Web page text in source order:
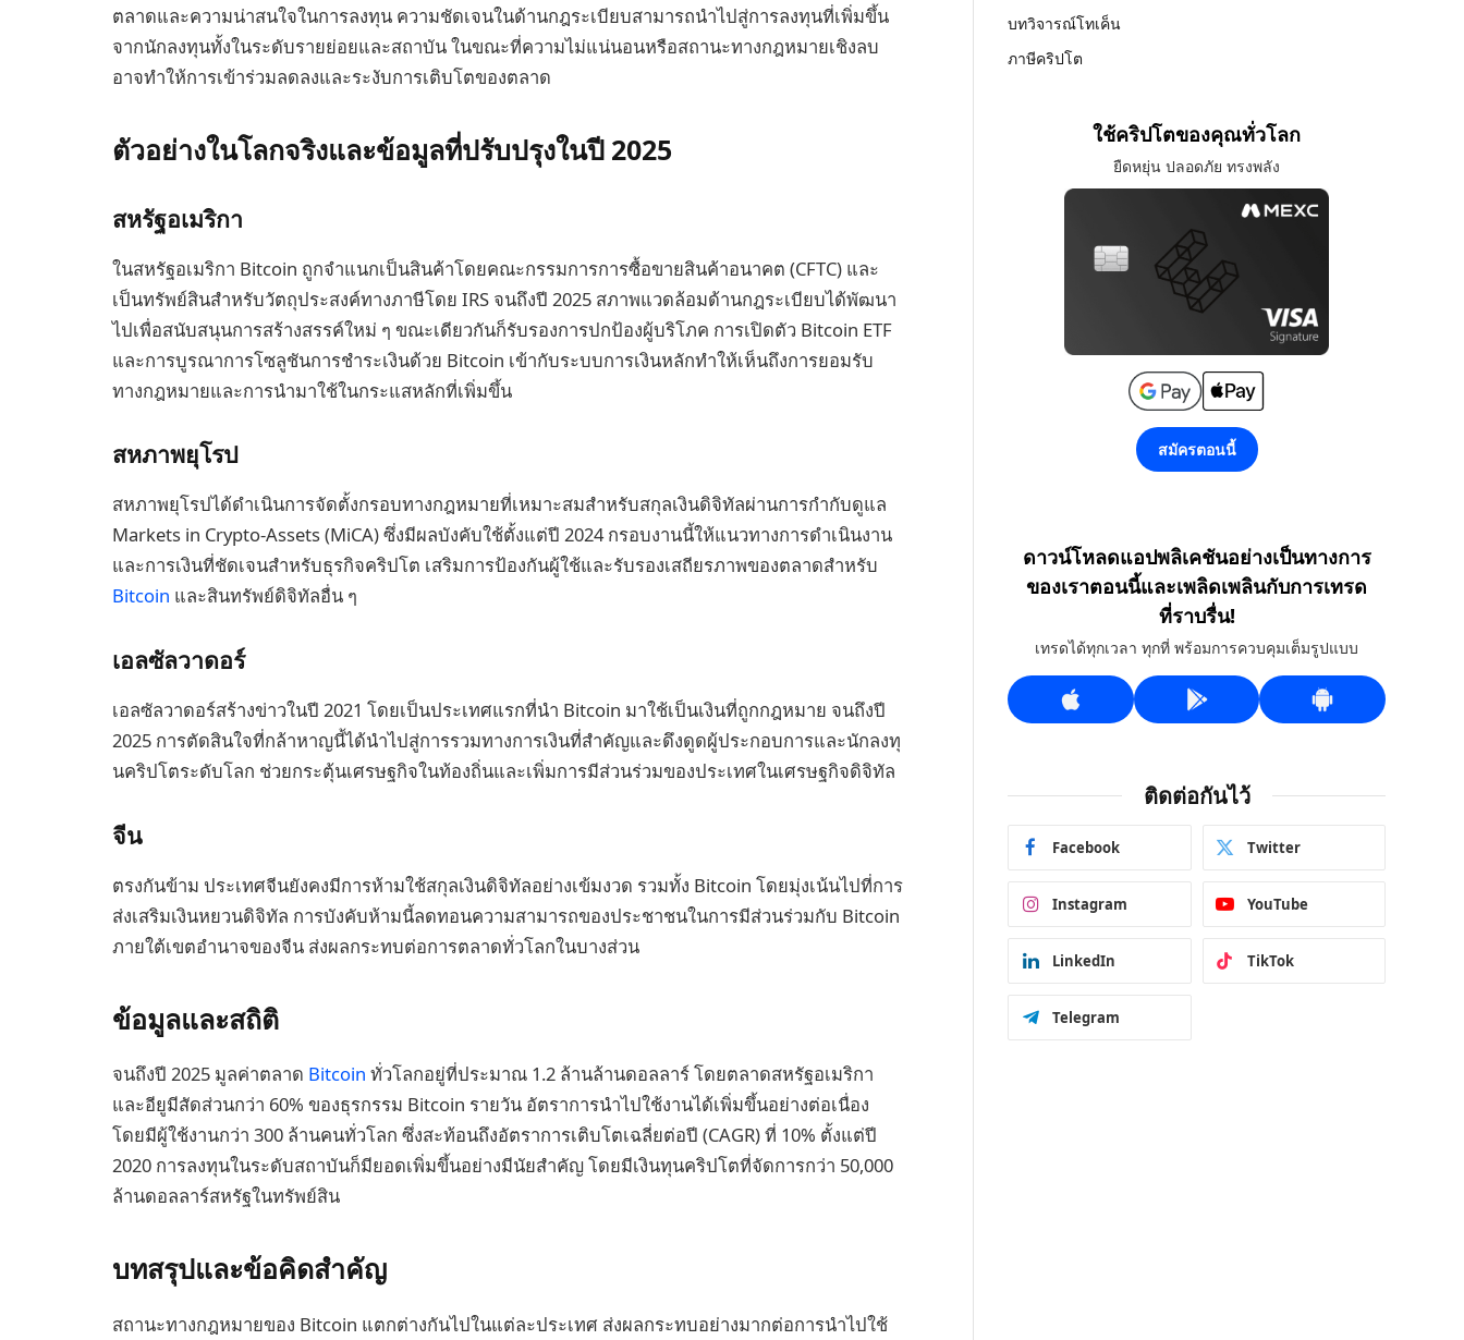
ตลาดและความน่าสนใจในการลงทุน ความชัดเจนในด้านกฎระเบียบสามารถนำไปสู่การลงทุนที่เพิ่มขึ้น
จากนักลงทุนทั้งในระดับรายย่อยและสถาบัน ในขณะที่ความไม่แน่นอนหรือสถานะทางกฎหมายเชิงลบ
อาจทำให้การเข้าร่วมลดลงและระงับการเติบโตของตลาด
ตัวอย่างในโลกจริงและข้อมูลที่ปรับปรุงในปี 2025
สหรัฐอเมริกา
ในสหรัฐอเมริกา Bitcoin ถูกจำแนกเป็นสินค้าโดยคณะกรรมการการซื้อขายสินค้าอนาคต (CFTC) และ
เป็นทรัพย์สินสำหรับวัตถุประสงค์ทางภาษีโดย IRS จนถึงปี 2025 สภาพแวดล้อมด้านกฎระเบียบได้พัฒนา
ไปเพื่อสนับสนุนการสร้างสรรค์ใหม่ ๆ ขณะเดียวกันก็รับรองการปกป้องผู้บริโภค การเปิดตัว Bitcoin ETF
และการบูรณาการโซลูชันการชำระเงินด้วย Bitcoin เข้ากับระบบการเงินหลักทำให้เห็นถึงการยอมรับ
ทางกฎหมายและการนำมาใช้ในกระแสหลักที่เพิ่มขึ้น
สหภาพยุโรป
สหภาพยุโรปได้ดำเนินการจัดตั้งกรอบทางกฎหมายที่เหมาะสมสำหรับสกุลเงินดิจิทัลผ่านการกำกับดูแล
Markets in Crypto-Assets (MiCA) ซึ่งมีผลบังคับใช้ตั้งแต่ปี 2024 กรอบงานนี้ให้แนวทางการดำเนินงาน
และการเงินที่ชัดเจนสำหรับธุรกิจคริปโต เสริมการป้องกันผู้ใช้และรับรองเสถียรภาพของตลาดสำหรับ
Bitcoin และสินทรัพย์ดิจิทัลอื่น ๆ
เอลซัลวาดอร์
เอลซัลวาดอร์สร้างข่าวในปี 2021 โดยเป็นประเทศแรกที่นำ Bitcoin มาใช้เป็นเงินที่ถูกกฎหมาย จนถึงปี
2025 การตัดสินใจที่กล้าหาญนี้ได้นำไปสู่การรวมทางการเงินที่สำคัญและดึงดูดผู้ประกอบการและนักลงทุ
นคริปโตระดับโลก ช่วยกระตุ้นเศรษฐกิจในท้องถิ่นและเพิ่มการมีส่วนร่วมของประเทศในเศรษฐกิจดิจิทัล
จีน
ตรงกันข้าม ประเทศจีนยังคงมีการห้ามใช้สกุลเงินดิจิทัลอย่างเข้มงวด รวมทั้ง Bitcoin โดยมุ่งเน้นไปที่การ
ส่งเสริมเงินหยวนดิจิทัล การบังคับห้ามนี้ลดทอนความสามารถของประชาชนในการมีส่วนร่วมกับ Bitcoin
ภายใต้เขตอำนาจของจีน ส่งผลกระทบต่อการตลาดทั่วโลกในบางส่วน
ข้อมูลและสถิติ
จนถึงปี 2025 มูลค่าตลาด Bitcoin ทั่วโลกอยู่ที่ประมาณ 1.2 ล้านล้านดอลลาร์ โดยตลาดสหรัฐอเมริกา
และอียูมีสัดส่วนกว่า 60% ของธุรกรรม Bitcoin รายวัน อัตราการนำไปใช้งานได้เพิ่มขึ้นอย่างต่อเนื่อง
โดยมีผู้ใช้งานกว่า 300 ล้านคนทั่วโลก ซึ่งสะท้อนถึงอัตราการเติบโตเฉลี่ยต่อปี (CAGR) ที่ 10% ตั้งแต่ปี
2020 การลงทุนในระดับสถาบันก็มียอดเพิ่มขึ้นอย่างมีนัยสำคัญ โดยมีเงินทุนคริปโตที่จัดการกว่า 50,000
ล้านดอลลาร์สหรัฐในทรัพย์สิน
บทสรุปและข้อคิดสำคัญ
สถานะทางกฎหมายของ Bitcoin แตกต่างกันไปในแต่ละประเทศ ส่งผลกระทบอย่างมากต่อการนำไปใช้
บทวิจารณ์โทเค็น
ภาษีคริปโต
ใช้คริปโตของคุณทั่วโลก
ยืดหยุ่น ปลอดภัย ทรงพลัง
สมัครตอนนี้
ดาวน์โหลดแอปพลิเคชันอย่างเป็นทางการ
ของเราตอนนี้และเพลิดเพลินกับการเทรด
ที่ราบรื่น!
เทรดได้ทุกเวลา ทุกที่ พร้อมการควบคุมเต็มรูปแบบ
ติดต่อกันไว้
Facebook Twitter
Instagram YouTube
LinkedIn TikTok
Telegram